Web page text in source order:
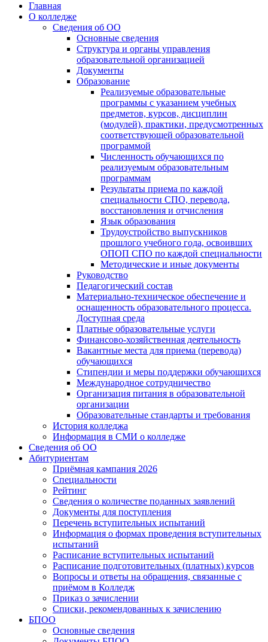
Главная
О колледже
Сведения об ОО
Основные сведения
Структура и органы управления
образовательной организацией
Документы
Образование
Реализуемые образовательные
программы с указанием учебных
предметов, курсов, дисциплин
(модулей), практики, предусмотренных
соответствующей образовательной
программой
Численность обучающихся по
реализуемым образовательным
программам
Результаты приема по каждой
специальности СПО, перевода,
восстановления и отчисления
Язык образования
Трудоустройство выпускников
прошлого учебного года, освоивших
ОПОП СПО по каждой специальности
Методические и иные документы
Руководство
Педагогический состав
Материально-техническое обеспечение и
оснащенность образовательного процесса.
Доступная среда
Платные образовательные услуги
Финансово-хозяйственная деятельность
Вакантные места для приема (перевода)
обучающихся
Стипендии и меры поддержки обучающихся
Международное сотрудничество
Организация питания в образовательной
организации
Образовательные стандарты и требования
История колледжа
Информация в СМИ о колледже
Сведения об ОО
Абитуриентам
Приёмная кампания 2026
Специальности
Рейтинг
Сведения о количестве поданных заявлений
Документы для поступления
Перечень вступительных испытаний
Информация о формах проведения вступительных
испытаний
Расписание вступительных испытаний
Расписание подготовительных (платных) курсов
Вопросы и ответы на обращения, связанные с
приёмом в Колледж
Приказ о зачислении
Списки, рекомендованных к зачислению
БПОО
Основные сведения